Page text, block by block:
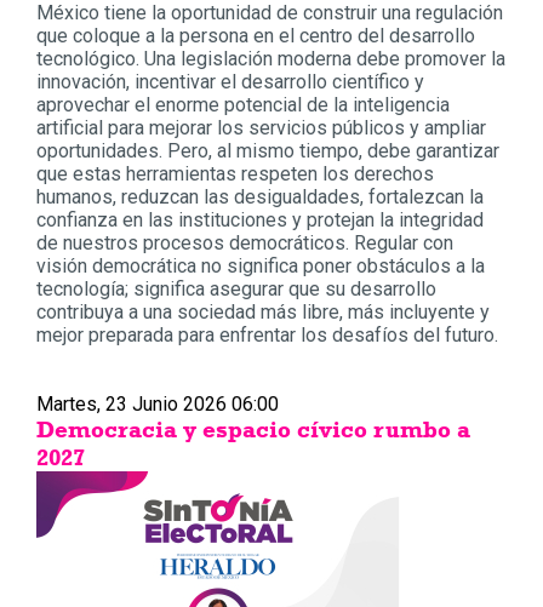
México tiene la oportunidad de construir una regulación
que coloque a la persona en el centro del desarrollo
tecnológico. Una legislación moderna debe promover la
innovación, incentivar el desarrollo científico y
aprovechar el enorme potencial de la inteligencia
artificial para mejorar los servicios públicos y ampliar
oportunidades. Pero, al mismo tiempo, debe garantizar
que estas herramientas respeten los derechos
humanos, reduzcan las desigualdades, fortalezcan la
confianza en las instituciones y protejan la integridad
de nuestros procesos democráticos. Regular con
visión democrática no significa poner obstáculos a la
tecnología; significa asegurar que su desarrollo
contribuya a una sociedad más libre, más incluyente y
mejor preparada para enfrentar los desafíos del futuro.
Martes, 23 Junio 2026 06:00
Democracia y espacio cívico rumbo a
2027